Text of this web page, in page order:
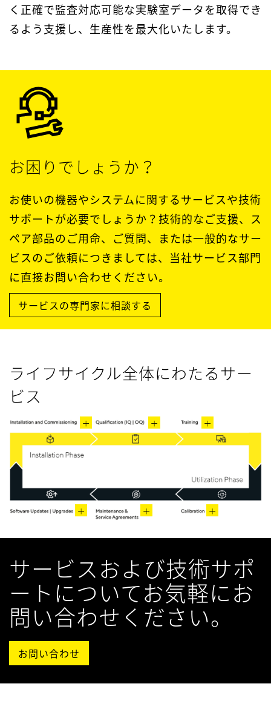
く正確で監査対応可能な実験室データを取得でき
るよう支援し、生産性を最大化いたします。
お困りでしょうか？
お使いの機器やシステムに関するサービスや技術
サポートが必要でしょうか？技術的なご支援、ス
ペア部品のご用命、ご質問、または一般的なサー
ビスのご依頼につきましては、当社サービス部門
に直接お問い合わせください。
サービスの専門家に相談する
ライフサイクル全体にわたるサー
ビス
サービスおよび技術サポ
ートについてお気軽にお
問い合わせください。
お問い合わせ